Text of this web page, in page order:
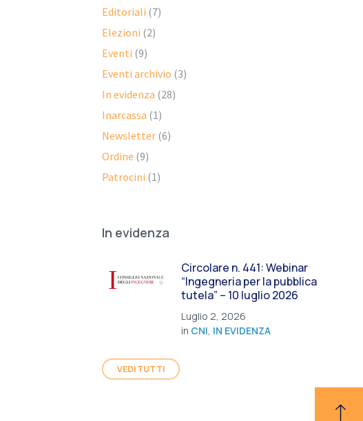
Editoriali (7)
Elezioni (2)
Eventi (9)
Eventi archivio (3)
In evidenza (28)
Inarcassa (1)
Newsletter (6)
Ordine (9)
Patrocini (1)
In evidenza
Circolare n. 441: Webinar
“Ingegneria per la pubblica
tutela” – 10 luglio 2026
Luglio 2, 2026
in CNI, IN EVIDENZA
VEDI TUTTI